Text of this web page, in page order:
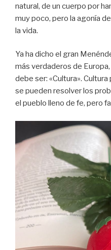
natural, de un cuerpo por
muy poco, pero la agonía
la vida.
Ya ha dicho el gran
más verdaderos de
debe ser: «Cultura».
se pueden resolver los
el pueblo lleno de fe, pero